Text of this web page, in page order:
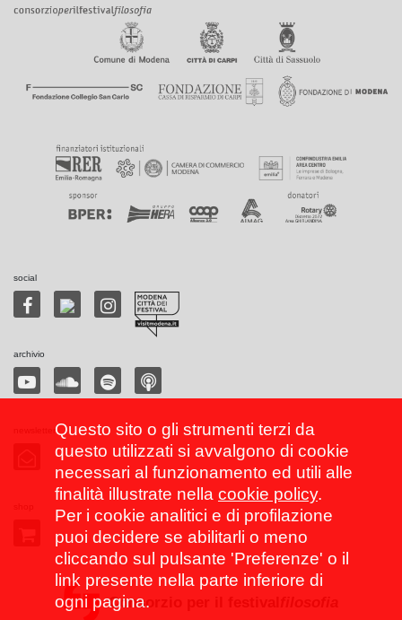
social
archivio
Consorzio per il festival
Questo sito o gli strumenti terzi da
questo utilizzati si avvalgono di cookie
necessari al funzionamento ed utili alle
finalità illustrate nella cookie policy.
Per i cookie analitici e di profilazione
puoi decidere se abilitarli o meno
cliccando sul pulsante 'Preferenze' o il
link presente nella parte inferiore di
ogni pagina.